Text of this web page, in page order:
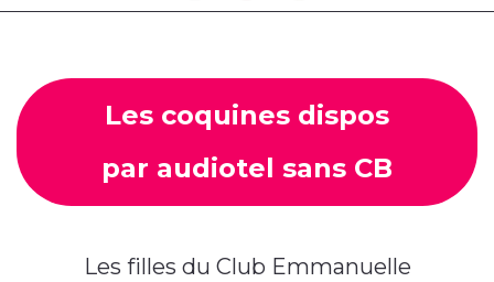
Les coquines dispos
par audiotel sans CB
Les filles du Club Emmanuelle